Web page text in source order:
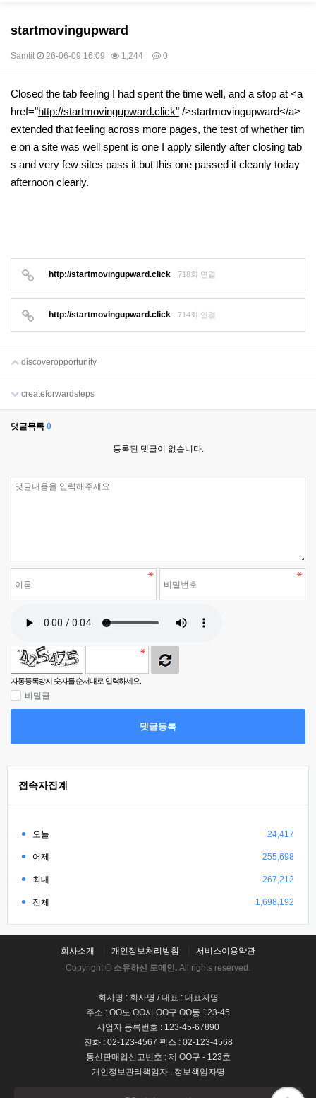
startmovingupward
Samtit 26-06-09 16:09 1,244 0
본문
Closed the tab feeling I had spent the time well, and a stop at <a
href="http://startmovingupward.click" />startmovingupward</a>
extended that feeling across more pages, the test of whether tim
e on a site was well spent is one I apply silently after closing tab
s and very few sites pass it but this one passed it cleanly today
afternoon clearly.
http://startmovingupward.click 718회 연결
http://startmovingupward.click 714회 연결
discoveropportunity
createforwardsteps
댓글목록 0
등록된 댓글이 없습니다.
자동등록방지 숫자를 순서대로 입력하세요.
비밀글
댓글등록
접속자집계
오늘 24,417
어제 255,698
최대 267,212
전체 1,698,192
회사소개 개인정보처리방침
서비스이용약관
Copyright © 소유하신 도메인. All rights reserved.
회사명 : 회사명 / 대표 : 대표자명
주소 : OO도 OO시 OO구 OO동 123-45
사업자 등록번호 : 123-45-67890
전화 : 02-123-4567 팩스 : 02-123-4568
통신판매업신고번호 : 제 OO구 - 123호
개인정보관리책임자 : 정보책임자명